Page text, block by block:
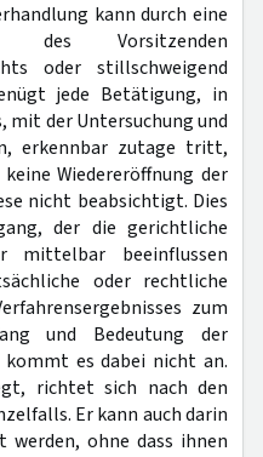
kann durch eine
des Vorsitzenden
oder stillschweigend
jede Betätigung, in
mit der Untersuchung und
erkennbar zutage tritt,
Wiedereröffnung der
nicht beabsichtigt. Dies
der die gerichtliche
mittelbar beeinflussen
oder rechtliche
zum
und Bedeutung der
kommt es dabei nicht an.
richtet sich nach den
Er kann auch darin
ohne dass ihnen